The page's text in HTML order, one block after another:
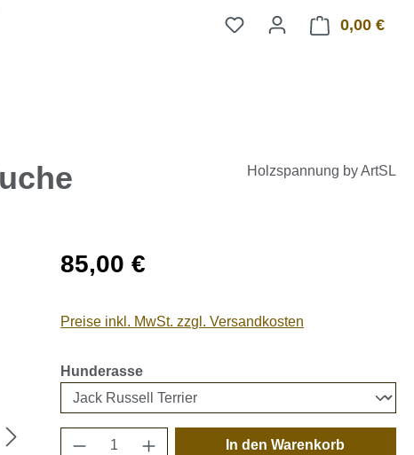
0,00 €
Holzspannung by ArtSL
Regulärer Preis:
85,00 €
Preise inkl. MwSt. zzgl. Versandkosten
Hunderasseauswählen
Produkt Anzahl: Gib den
In den Warenkorb